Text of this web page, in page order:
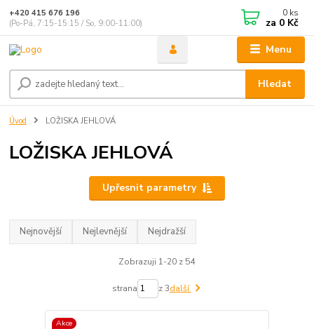
Menu
Hledat
+420 415 676 196
(Po-Pá, 7:15-15:15 / So, 9:00-11:00)
0 ks
za 0 Kč
Úvod LOŽISKA JEHLOVÁ
LOŽISKA JEHLOVÁ
Upřesnit parametry
Nejnovější Nejlevnější Nejdražší
Zobrazuji 1-20 z 54
strana z 3další
Akce